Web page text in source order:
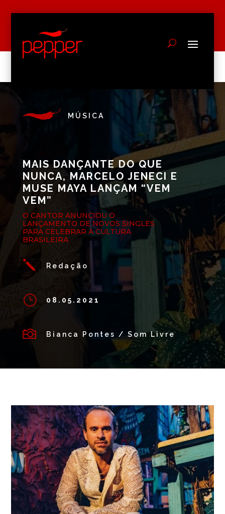
MÚSICA
MAIS DANÇANTE DO QUE
NUNCA, MARCELO JENECI E
MUSE MAYA LANÇAM “VEM
VEM”
O CANTOR ANUNCIOU O
LANÇAMENTO DE NOVOS SINGLES
PARA CELEBRAR A CULTURA
BRASILEIRA
j Redação
} 08.05.2021
 Bianca Pontes / Som Livre